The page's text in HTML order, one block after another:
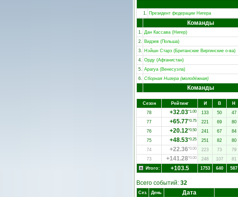
1. Президент федерации Нигера
Команды
1. Дан Кассава (Нигер)
2. Видзев (Польша)
3. Нэйшн Старз (Британские Виргинские о-ва)
4. Орду (Афганистан)
5. Арагуа (Венесуэла)
6. Сборная Нигера (молодёжная)
Команды
Сезон Рейтинг И В Н
78
+32.03*1.00 133 50 47
77
+65.77*0.75 221 69 80
76
+20.12*0.50 241 67 84
75
+48.53*0.25 251 82 80
74
+22.36*0.00 223 73 79
73
+141.28*0.00 248 107 81
Итого:
+103.5 1753 640 587
Всего событий: 32
Сез. День Дата